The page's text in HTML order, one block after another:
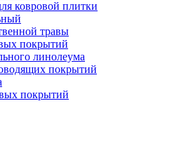
ковровой плитки
травы
покрытий
линолеума
покрытий
покрытий